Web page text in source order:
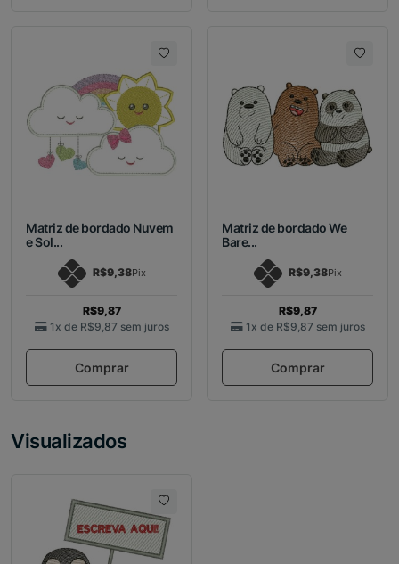
Matriz de bordado Nuvem
e Sol...
R$9,38Pix
R$9,87
1x de R$9,87 sem juros
Comprar
Matriz de bordado We
Bare...
R$9,38Pix
R$9,87
1x de R$9,87 sem juros
Comprar
Visualizados